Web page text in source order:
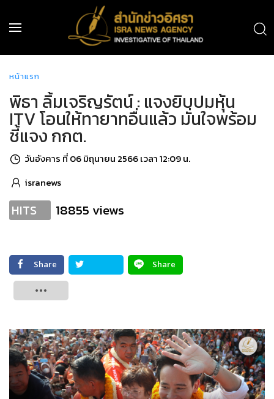
หน้าแรก
พิธา ลิ้มเจริญรัตน์ : แจงยิบปมหุ้น
ITV โอนให้ทายาทอื่นแล้ว มั่นใจพร้อม
ชี้แจง กกต.
วันอังคาร ที่ 06 มิถุนายน 2566 เวลา 12:09 น.
isranews
HITS 18855 views
Share
Share